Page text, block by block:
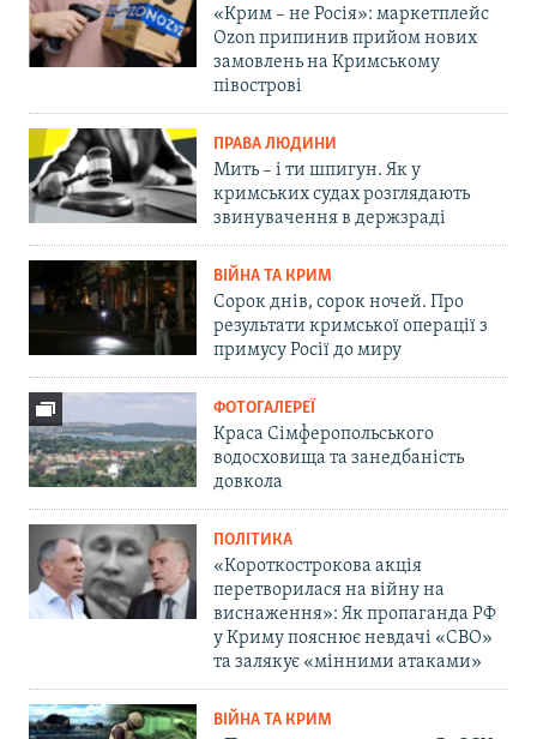
«Крим – не Росія»: маркетплейс
Ozon припинив прийом нових
замовлень на Кримському
півострові
ПРАВА ЛЮДИНИ
Мить – і ти шпигун. Як у
кримських судах розглядають
звинувачення в держзраді
ВІЙНА ТА КРИМ
Сорок днів, сорок ночей. Про
результати кримської операції з
примусу Росії до миру
ФОТОГАЛЕРЕЇ
Краса Сімферопольського
водосховища та занедбаність
довкола
ПОЛІТИКА
«Короткострокова акція
перетворилася на війну на
виснаження»: Як пропаганда РФ
у Криму пояснює невдачі «СВО»
та залякує «мінними атаками»
ВІЙНА ТА КРИМ